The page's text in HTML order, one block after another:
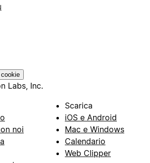
Labs, Inc.
noi
Scarica
iOS e Android
Mac e Windows
Calendario
Web Clipper